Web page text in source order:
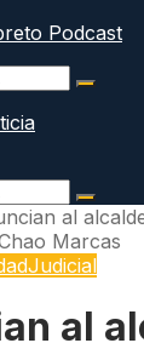
Podcast
al
Marcas
Judicial
al